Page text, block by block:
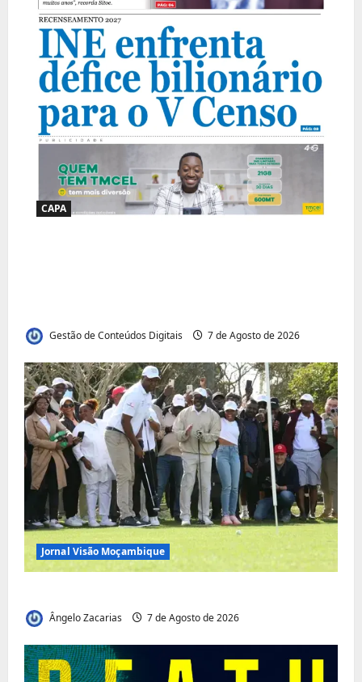
CAPA
Gestão de Conteúdos Digitais 7 de Agosto de 2026
Jornal Visão Moçambique
Ângelo Zacarias 7 de Agosto de 2026